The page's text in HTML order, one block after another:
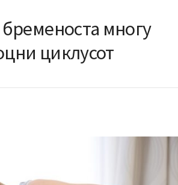
бременоста многу
циклусот